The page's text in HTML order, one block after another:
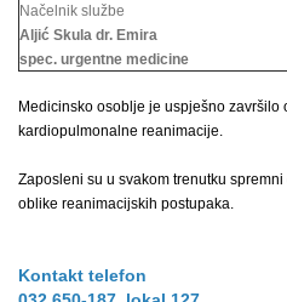
Načelnik službe
Aljić Skula dr. Emira
spec. urgentne medicine
Medicinsko osoblje je uspješno završilo
kardiopulmonalne reanimacije.
Zaposleni su u svakom trenutku
oblike reanimacijskih postupaka.
Kontakt telefon